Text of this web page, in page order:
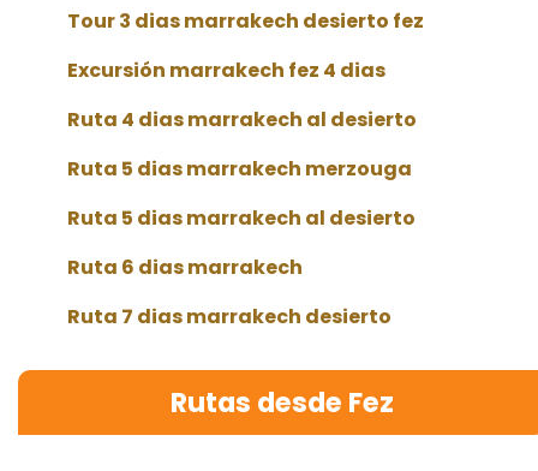
Tour 3 dias marrakech desierto fez
Excursión marrakech fez 4 dias
Ruta 4 dias marrakech al desierto
Ruta 5 dias marrakech merzouga
Ruta 5 dias marrakech al desierto
Ruta 6 dias marrakech
Ruta 7 dias marrakech desierto
Rutas desde Fez